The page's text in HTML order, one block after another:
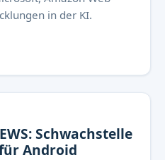
in der KI.
Schwachstelle
Android